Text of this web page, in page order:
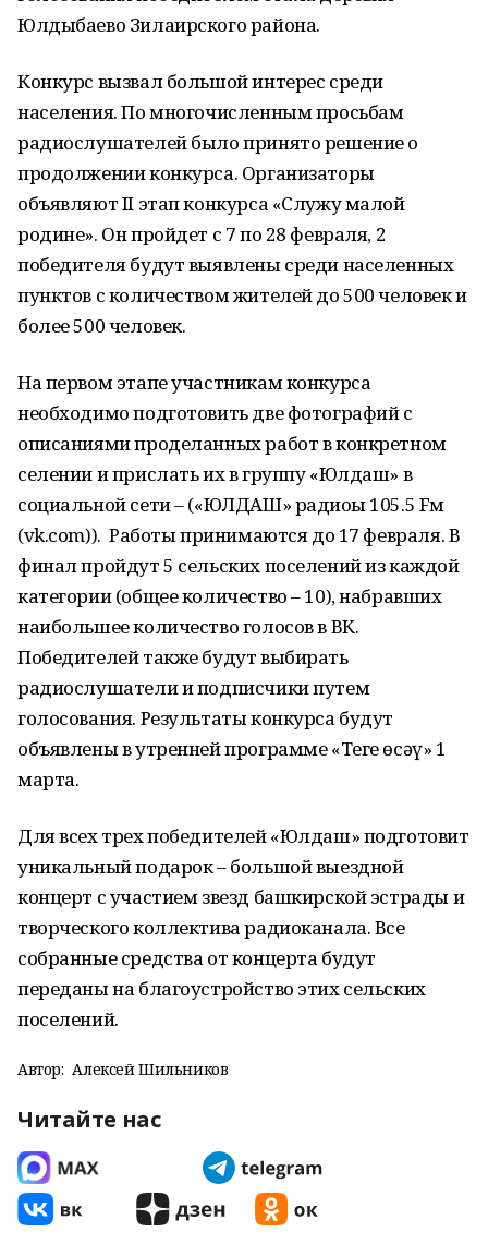
Юлдыбаево Зилаирского района.
Конкурс вызвал большой интерес среди
населения. По многочисленным просьбам
радиослушателей было принято решение о
продолжении конкурса. Организаторы
объявляют II этап конкурса «Служу малой
родине». Он пройдет с 7 по 28 февраля, 2
победителя будут выявлены среди населенных
пунктов с количеством жителей до 500 человек и
более 500 человек.
На первом этапе участникам конкурса
необходимо подготовить две фотографий с
описаниями проделанных работ в конкретном
селении и прислать их в группу «Юлдаш» в
социальной сети – («ЮЛДАШ» радиоһы 105.5 Fм
(vk.com)). Работы принимаются до 17 февраля. В
финал пройдут 5 сельских поселений из каждой
категории (общее количество – 10), набравших
наибольшее количество голосов в ВК.
Победителей также будут выбирать
радиослушатели и подписчики путем
голосования. Результаты конкурса будут
объявлены в утренней программе «Теге өсәү» 1
марта.
Для всех трех победителей «Юлдаш» подготовит
уникальный подарок – большой выездной
концерт с участием звезд башкирской эстрады и
творческого коллектива радиоканала. Все
собранные средства от концерта будут
переданы на благоустройство этих сельских
поселений.
Автор: Алексей Шильников
Читайте нас